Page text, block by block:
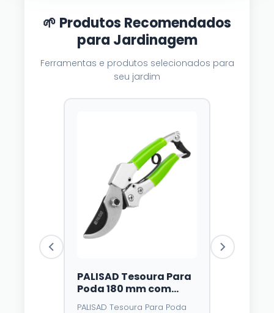
🌱 Produtos Recomendados
para Jardinagem
Ferramentas e produtos selecionados para
seu jardim
PALISAD Tesoura Para
Poda 180 mm com
Trava e Mola – Lâmina
PALISAD Tesoura Para Poda